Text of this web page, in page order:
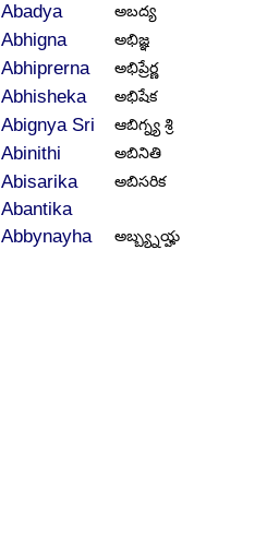
Abadya
అబద్య
Abhigna అభిజ్ఞ
Abhiprerna అభిప్రేర్ణ
Abhisheka అభిషేక
Abignya Sri ఆబిగ్న్య శ్రి
Abinithi అబినితి
Abisarika అబిసరిక
Abantika
Abbynayha
అబ్బ్య్నయ్హ